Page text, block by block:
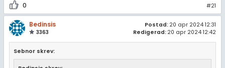
0 #21
Bedinsis
3363
Postad: 20 apr 2024 12:31
Redigerad: 20 apr 2024 12:42
Sebnor skrev: